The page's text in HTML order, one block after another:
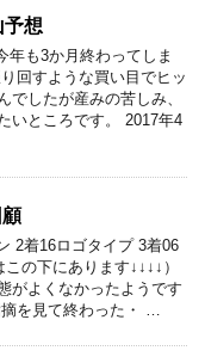
想
年も3か月終わってしま
回すような買い目でヒッ
でしたが産みの苦しみ、
いところです。 2017年4
2着16ロゴタイプ 3着06
の下にあります↓↓↓↓）
がよくなかったようです
を見て終わった・ …